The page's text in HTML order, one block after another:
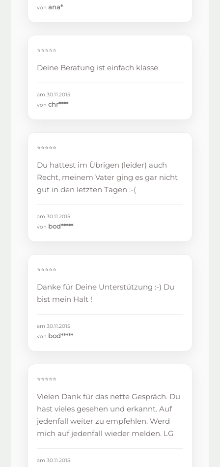
vonana*
⭐⭐⭐⭐⭐
Deine Beratung ist einfach klasse
am 30.11.2015
vonchr****
⭐⭐⭐⭐⭐
Du hattest im Übrigen (leider) auch
Recht, meinem Vater ging es gar nicht
gut in den letzten Tagen :-(
am 30.11.2015
von bod*****
⭐⭐⭐⭐⭐
Danke für Deine Unterstützung :-) Du
bist mein Halt !
am 30.11.2015
von bod*****
⭐⭐⭐⭐⭐
Vielen Dank für das nette Gespräch. Du
hast vieles gesehen und erkannt. Auf
jedenfall weiter zu empfehlen. Werd
mich auf jedenfall wieder melden. LG
am 30.11.2015